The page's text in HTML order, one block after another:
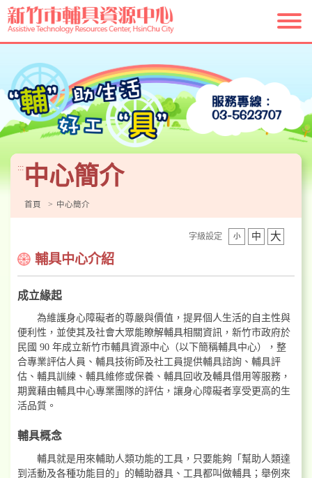
跳
到
主
要
內
塊
::: 中心簡介
首頁 中心簡介
字級設定 小 中 大
輔具中心介紹
成立緣起
為維護身心障礙者的尊嚴與價值，提昇個人生活的自主性與
便利性，並使其及社會大眾能瞭解輔具相關資訊，新竹市政府於
民國 90 年成立新竹市輔具資源中心（以下簡稱輔具中心），整
合專業評估人員、輔具技術師及社工員提供輔具諮詢、輔具評
估、輔具訓練、輔具維修或保養、輔具回收及輔具借用等服務，
期冀藉由輔具中心專業團隊的評估，讓身心障礙者享受更高的生
活品質。
輔具概念
輔具就是用來輔助人類功能的工具，只要能夠「幫助人類達
到活動及各種功能目的」的輔助器具、工具都叫做輔具；舉例來